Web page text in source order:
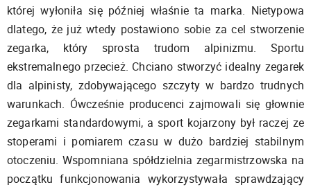
której wyłoniła się później właśnie ta marka. Nietypowa
dlatego, że już wtedy postawiono sobie za cel stworzenie
zegarka, który sprosta trudom alpinizmu. Sportu
ekstremalnego przecież. Chciano stworzyć idealny zegarek
dla alpinisty, zdobywającego szczyty w bardzo trudnych
warunkach. Ówcześnie producenci zajmowali się głownie
zegarkami standardowymi, a sport kojarzony był raczej ze
stoperami i pomiarem czasu w dużo bardziej stabilnym
otoczeniu. Wspomniana spółdzielnia zegarmistrzowska na
początku funkcjonowania wykorzystywała sprawdzający